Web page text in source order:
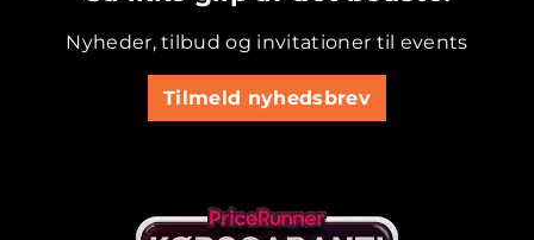
Nyheder, tilbud og invitationer til events
Tilmeld nyhedsbrev